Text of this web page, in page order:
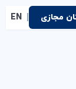
مجازی |
EN